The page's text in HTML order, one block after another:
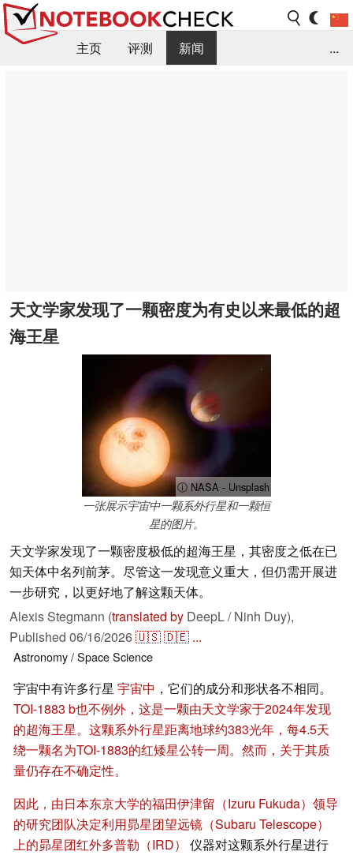
主页 评测
新闻
...
天文学家发现了一颗密度为有史以来最低的超
海王星
ⓘ NASA - Unsplash
一张展示宇宙中一颗系外行星和一颗恒
星的图片。
天文学家发现了一颗密度极低的超海王星，其密度之低在已
知天体中名列前茅。尽管这一发现意义重大，但仍需开展进
一步研究，以更好地了解这颗天体。
Alexis Stegmann (translated by DeepL / Ninh Duy),
Published 06/16/2026🇺🇸🇩🇪 ...
Astronomy / SpaceScience
宇宙中有许多行星 宇宙中 ，它们的成分和形状各不相同。
TOI-1883 b也不例外，这是一颗由天文学家于2024年发现
的超海王星。这颗系外行星距离地球约383光年，每4.5天
绕一颗名为TOI-1883的红矮星公转一周。然而，关于其质
量仍存在不确定性。
因此，由日本东京大学的福田伊津留（Izuru Fukuda）领导
的研究团队决定利用昴星团望远镜（Subaru Telescope）
上的昴星团红外多普勒（IRD）
仪器对这颗系外行星进行